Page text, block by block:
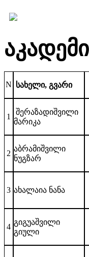
N სახელი, გვარი
1
შერაზადიშვილი
მარიკა
2
აბრამიშვილი
ნუგზარ
3 ახალაია ნანა
4
გიგუაშვილი
გიული